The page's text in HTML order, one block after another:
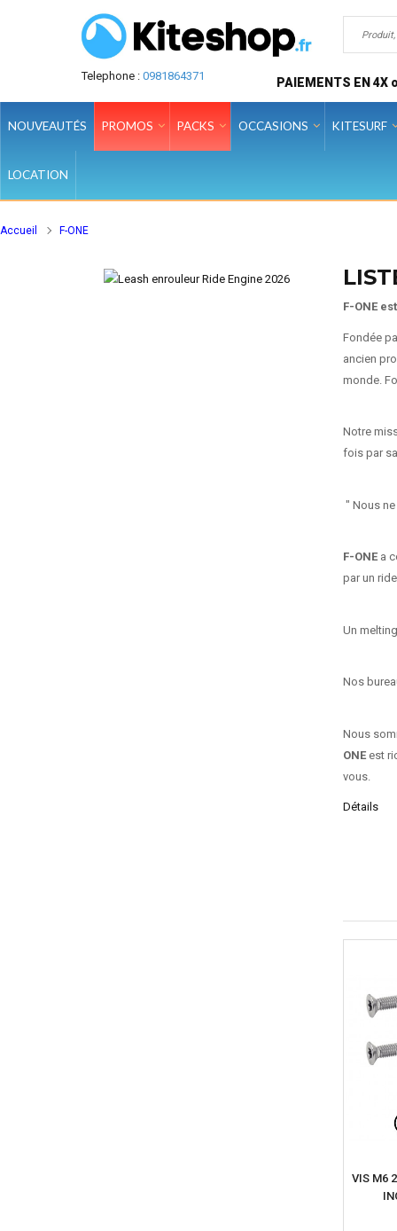
Telephone : 0981864371 PAIEMENTS EN 4X
NOUVEAUTÉS PROMOS PACKS OCCASIONS KITESURF
LOCATION
Accueil F-ONE
F-ONE
Fondée
ancien
monde.
Notre
fois par
" Nous
F-ONE a
par un
Un
Nos
Nous
ONE est
vous.
Détails
VIS M6